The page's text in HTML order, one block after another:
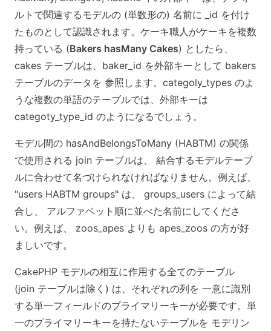
ルトで関連するモデルの (単数形の) 名前に _id を付け
たものとして認識されます。ケーキ職人がケーキを複数
持っている (Bakers hasMany Cakes) としたら、
cakes テーブルは、baker_id を外部キーとして bakers
テーブルのデータを 参照します。categoly_types のよ
うな複数の単語のテーブルでは、外部キーは
categoty_type_id のようになるでしょう。
モデル間の hasAndBelongsToMany (HABTM) の関係
で使用される join テーブルは、 結合するモデルテーブ
ルに合わせて名づけられなければなりません。例えば、
"users HABTM groups" は、 groups_users によって結
合し、 アルファベット順に並べた名前にしてくださ
い。例えば、 zoos_apes よりも apes_zoos の方が好
ましいです。
CakePHP モデルの相互に作用する全てのテーブル
(join テーブルは除く) は、それぞれの列を 一意に識別
する単一フィールドのプライマリーキーが必要です。単
一のプライマリーキーを持たないテーブルを モデリン